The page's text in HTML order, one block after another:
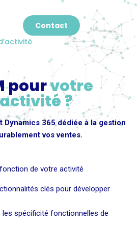
Contact
pourvotre
?
Dynamics 365 dédiée à la gestion
vos ventes.
de votre activité
clés pour développer
les spécificité fonctionnelles de